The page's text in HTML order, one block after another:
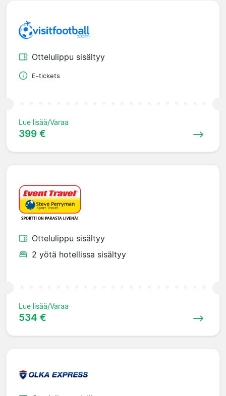
Ottelulippu sisältyy
E-tickets
Lue lisää/Varaa
399 €
Ottelulippu sisältyy
2 yötä hotellissa sisältyy
Lue lisää/Varaa
534 €